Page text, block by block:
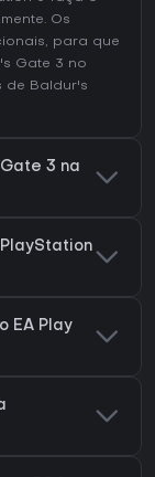
Os
para que
Gate 3 no
de Baldur's
3 na
EA Play